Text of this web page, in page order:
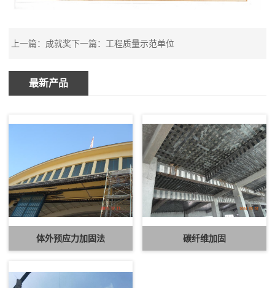
上一篇： 成就奖下一篇： 工程质量示范单位
最新产品
体外预应力加固法 碳纤维加固